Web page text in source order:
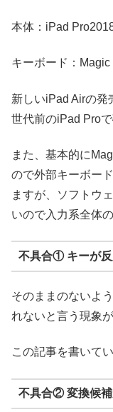
本体：iPad
キーボード：Magic
新しいiPad Airの発
世代前のiPad Pro
また、基本的に
ので外部キーボー
ますが、ソフトウ
いので入力系全体
不具合① キーが
そのままのないよ
れないと言う現象
この記事を書いて
不具合② 変換候